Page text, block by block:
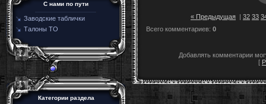
C нами по пути
Заводские таблички
Талоны ТО
Категории раздела
« Предыдущая | 32 33
Всего комментариев: 0
Добавлять комментарии
[